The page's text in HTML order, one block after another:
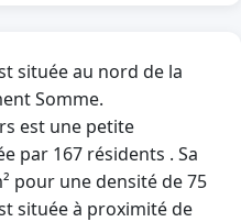
située au nord de la
Somme.
est une petite
par 167 résidents . Sa
pour une densité de 75
située à proximité de